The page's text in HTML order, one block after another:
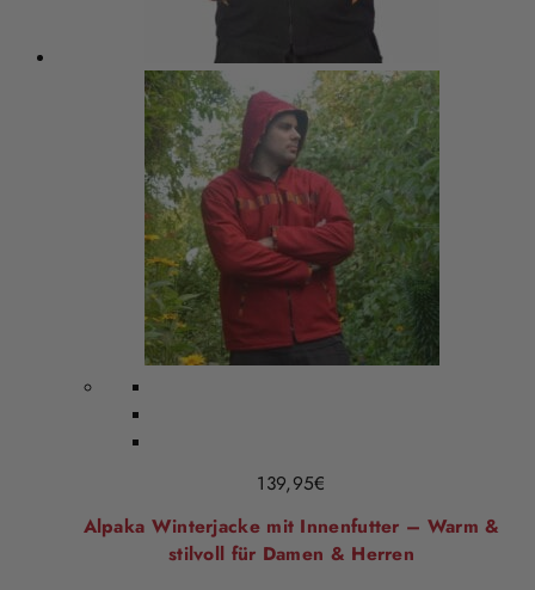
139,95€
Alpaka Winterjacke mit Innenfutter – Warm &
stilvoll für Damen & Herren